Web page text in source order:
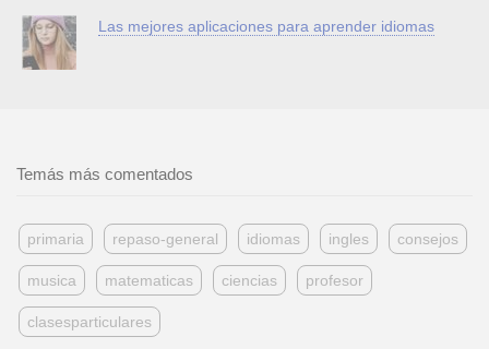
Las mejores aplicaciones para aprender idiomas
Temás más comentados
primaria repaso-general idiomas ingles consejos
musica matematicas ciencias profesor
clasesparticulares